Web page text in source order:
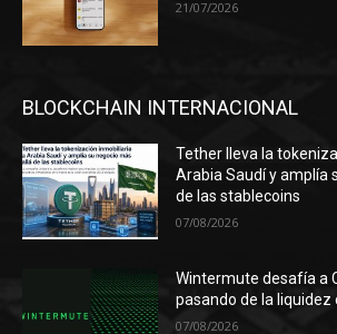
21/07/2026
BLOCKCHAIN INTERNACIONAL
Tether lleva la
Arabia Saudí y amplía
de las stablecoins
07/08/2026
Wintermute desafía a
pasando de la
07/08/2026